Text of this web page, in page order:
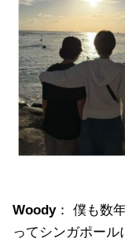
Woody： 僕も数
ってシンガポー